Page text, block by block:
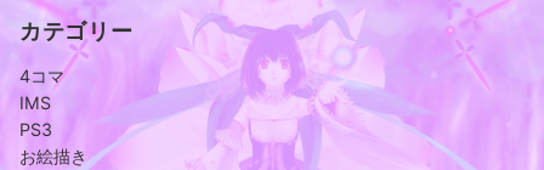
カテゴリー
4コマ
IMS
PS3
お絵描き